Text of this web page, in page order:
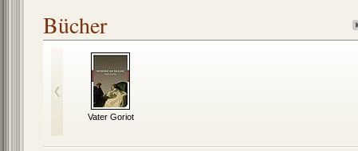
Bücher
Vater Goriot